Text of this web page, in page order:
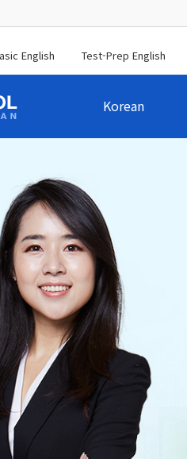
English Test-Prep English
Korean